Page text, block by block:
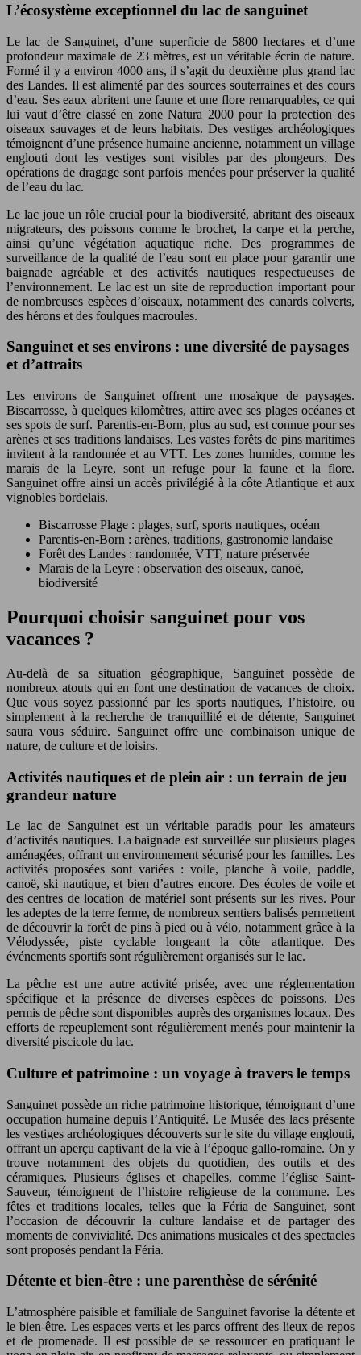
L’écosystème exceptionnel du lac de sanguinet
Le lac de Sanguinet, d’une superficie de 5800 hectares et d’une
profondeur maximale de 23 mètres, est un véritable écrin de nature.
Formé il y a environ 4000 ans, il s’agit du deuxième plus grand lac
des Landes. Il est alimenté par des sources souterraines et des cours
d’eau. Ses eaux abritent une faune et une flore remarquables, ce qui
lui vaut d’être classé en zone Natura 2000 pour la protection des
oiseaux sauvages et de leurs habitats. Des vestiges archéologiques
témoignent d’une présence humaine ancienne, notamment un village
englouti dont les vestiges sont visibles par des plongeurs. Des
opérations de dragage sont parfois menées pour préserver la qualité
de l’eau du lac.
Le lac joue un rôle crucial pour la biodiversité, abritant des oiseaux
migrateurs, des poissons comme le brochet, la carpe et la perche,
ainsi qu’une végétation aquatique riche. Des programmes de
surveillance de la qualité de l’eau sont en place pour garantir une
baignade agréable et des activités nautiques respectueuses de
l’environnement. Le lac est un site de reproduction important pour
de nombreuses espèces d’oiseaux, notamment des canards colverts,
des hérons et des foulques macroules.
Sanguinet et ses environs : une diversité de paysages
et d’attraits
Les environs de Sanguinet offrent une mosaïque de paysages.
Biscarrosse, à quelques kilomètres, attire avec ses plages océanes et
ses spots de surf. Parentis-en-Born, plus au sud, est connue pour ses
arènes et ses traditions landaises. Les vastes forêts de pins maritimes
invitent à la randonnée et au VTT. Les zones humides, comme les
marais de la Leyre, sont un refuge pour la faune et la flore.
Sanguinet offre ainsi un accès privilégié à la côte Atlantique et aux
vignobles bordelais.
Biscarrosse Plage : plages, surf, sports nautiques, océan
Parentis-en-Born : arènes, traditions, gastronomie landaise
Forêt des Landes : randonnée, VTT, nature préservée
Marais de la Leyre : observation des oiseaux, canoë,
biodiversité
Pourquoi choisir sanguinet pour vos
vacances ?
Au-delà de sa situation géographique, Sanguinet possède de
nombreux atouts qui en font une destination de vacances de choix.
Que vous soyez passionné par les sports nautiques, l’histoire, ou
simplement à la recherche de tranquillité et de détente, Sanguinet
saura vous séduire. Sanguinet offre une combinaison unique de
nature, de culture et de loisirs.
Activités nautiques et de plein air : un terrain de jeu
grandeur nature
Le lac de Sanguinet est un véritable paradis pour les amateurs
d’activités nautiques. La baignade est surveillée sur plusieurs plages
aménagées, offrant un environnement sécurisé pour les familles. Les
activités proposées sont variées : voile, planche à voile, paddle,
canoë, ski nautique, et bien d’autres encore. Des écoles de voile et
des centres de location de matériel sont présents sur les rives. Pour
les adeptes de la terre ferme, de nombreux sentiers balisés permettent
de découvrir la forêt de pins à pied ou à vélo, notamment grâce à la
Vélodyssée, piste cyclable longeant la côte atlantique. Des
événements sportifs sont régulièrement organisés sur le lac.
La pêche est une autre activité prisée, avec une réglementation
spécifique et la présence de diverses espèces de poissons. Des
permis de pêche sont disponibles auprès des organismes locaux. Des
efforts de repeuplement sont régulièrement menés pour maintenir la
diversité piscicole du lac.
Culture et patrimoine : un voyage à travers le temps
Sanguinet possède un riche patrimoine historique, témoignant d’une
occupation humaine depuis l’Antiquité. Le Musée des lacs présente
les vestiges archéologiques découverts sur le site du village englouti,
offrant un aperçu captivant de la vie à l’époque gallo-romaine. On y
trouve notamment des objets du quotidien, des outils et des
céramiques. Plusieurs églises et chapelles, comme l’église Saint-
Sauveur, témoignent de l’histoire religieuse de la commune. Les
fêtes et traditions locales, telles que la Féria de Sanguinet, sont
l’occasion de découvrir la culture landaise et de partager des
moments de convivialité. Des animations musicales et des spectacles
sont proposés pendant la Féria.
Détente et bien-être : une parenthèse de sérénité
L’atmosphère paisible et familiale de Sanguinet favorise la détente et
le bien-être. Les espaces verts et les parcs offrent des lieux de repos
et de promenade. Il est possible de se ressourcer en pratiquant le